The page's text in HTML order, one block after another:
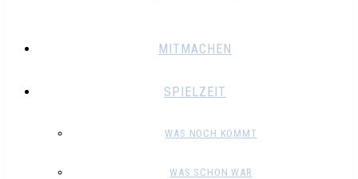
MITMACHEN
SPIELZEIT
WAS NOCH KOMMT
WAS SCHON WAR